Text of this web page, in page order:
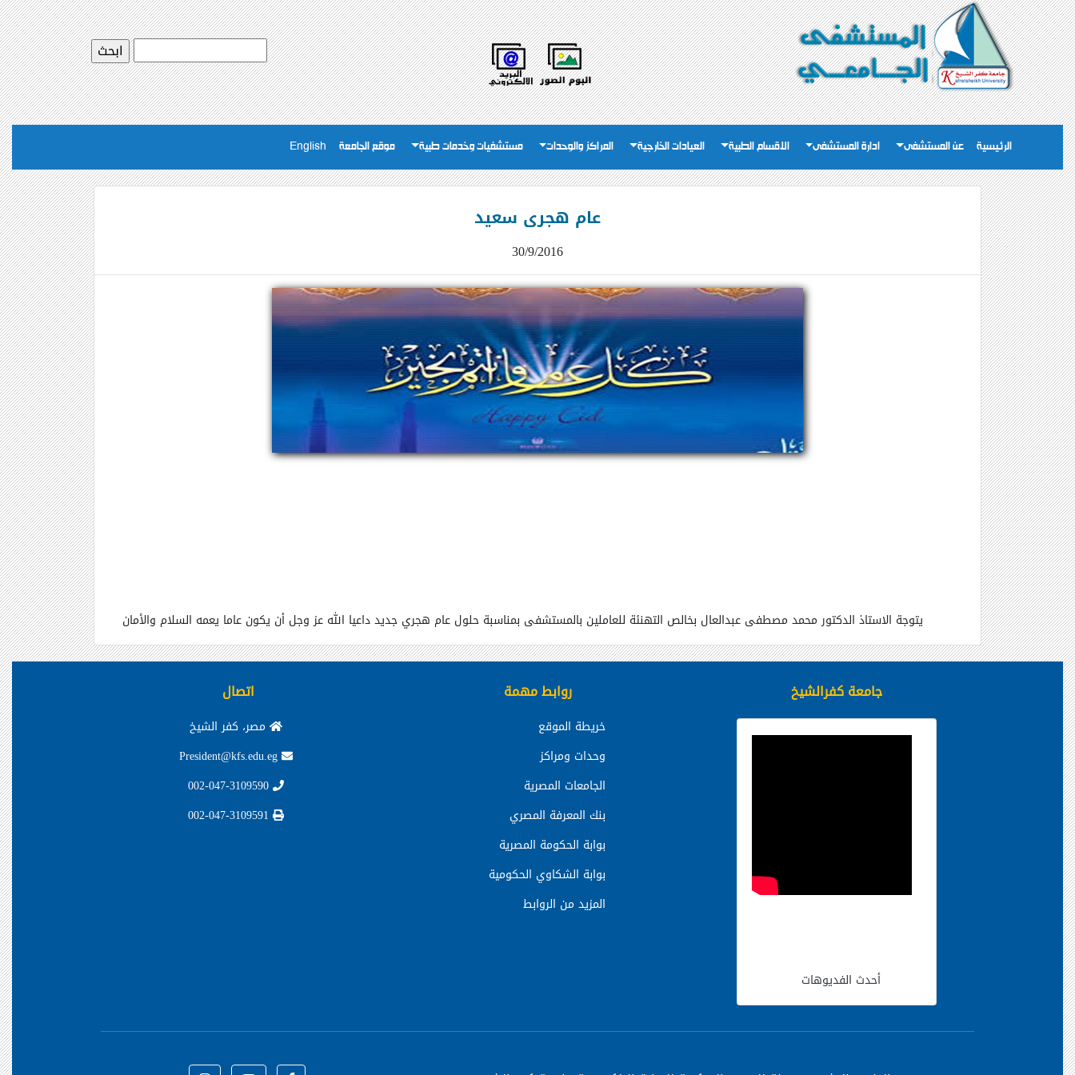
الرئيسية عن المستشفى ادارة المستشفى الاقسام الطبية العيادات الخارجية المراكز والوحدات مستشفيات وخدمات طبية موقع الجامعة English
عام هجرى سعيد
30/9/2016
يتوجة الاستاذ الدكتور محمد مصطفى عبدالعال بخالص التهنئة للعاملين بالمستشفى بمناسبة حلول عام هجري جديد داعيا الله عز وجل أن يكون عاما يعمه السلام والأمان
جامعة كفرالشيخ
أحدث الفديوهات
روابط مهمة
خريطة الموقع
وحدات ومراكز
الجامعات المصرية
بنك المعرفة المصري
بوابة الحكومة المصرية
بوابة الشكاوي الحكومية
المزيد من الروابط
اتصال
مصر، كفر الشيخ